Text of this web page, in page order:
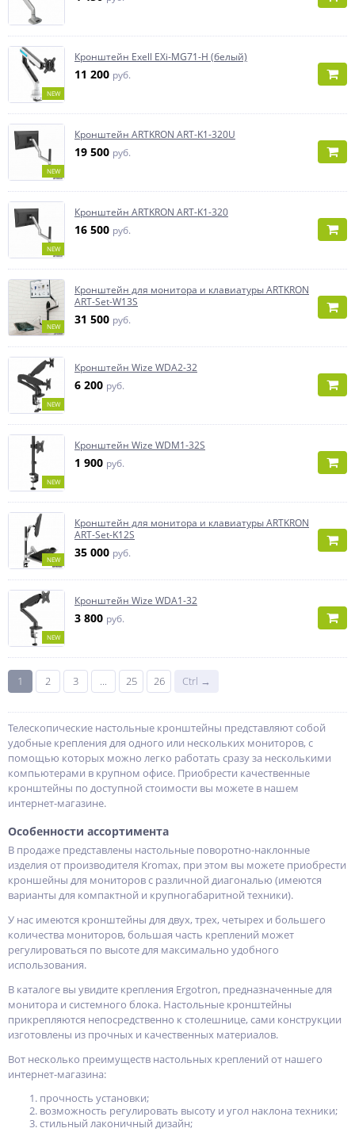
NEW
Кронштейн Exell EXi-MG71-H (белый)
11 200 руб.
NEW
Кронштейн ARTKRON ART-K1-320U
19 500 руб.
NEW
Кронштейн ARTKRON ART-K1-320
16 500 руб.
NEW
Кронштейн для монитора и клавиатуры ARTKRON
ART-Set-W13S
31 500 руб.
NEW
Кронштейн Wize WDA2-32
6 200 руб.
NEW
Кронштейн Wize WDM1-32S
1 900 руб.
NEW
Кронштейн для монитора и клавиатуры ARTKRON
ART-Set-K12S
35 000 руб.
NEW
Кронштейн Wize WDA1-32
3 800 руб.
1 2 3 ... 25 26 Ctrl →
Телескопические настольные кронштейны представляют собой
удобные крепления для одного или нескольких мониторов, с
помощью которых можно легко работать сразу за несколькими
компьютерами в крупном офисе. Приобрести качественные
кронштейны по доступной стоимости вы можете в нашем
интернет-магазине.
Особенности ассортимента
В продаже представлены настольные поворотно-наклонные
изделия от производителя Kromax, при этом вы можете приобрести
кроншейны для мониторов с различной диагональю (имеются
варианты для компактной и крупногабаритной техники).
У нас имеются кронштейны для двух, трех, четырех и большего
количества мониторов, большая часть креплений может
регулироваться по высоте для максимально удобного
использования.
В каталоге вы увидите крепления Ergotron, предназначенные для
монитора и системного блока. Настольные кронштейны
прикрепляются непосредственно к столешнице, сами конструкции
изготовлены из прочных и качественных материалов.
Вот несколько преимуществ настольных креплений от нашего
интернет-магазина:
прочность установки;
возможность регулировать высоту и угол наклона техники;
стильный лаконичный дизайн;